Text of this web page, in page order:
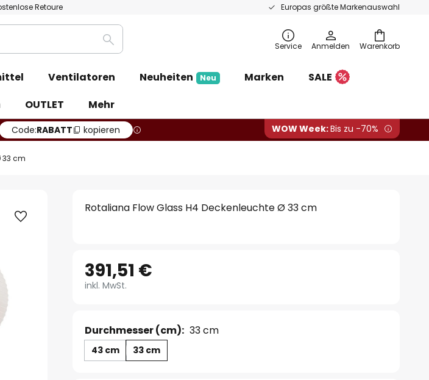
Retoure Europas größte Markenauswahl
Warenkorb
Suche Service Anmelden
Ventilatoren Neuheiten Neu Marken
SALE
OUTLET
Mehr
Code:RABATT kopieren WOW Week:Bis zu -70%
33 cm
Rotaliana Flow Glass H4 Deckenleuchte Ø 33 cm
391,51 €
inkl. MwSt.
Durchmesser (cm): 33 cm
43 cm 33 cm